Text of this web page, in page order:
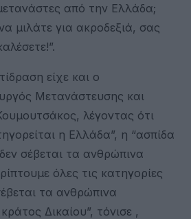
από την Ελλάδα;
μιλάτε για ακροδεξιά, σας
είχε και ο
Μετανάστευσης και
λέγοντας ότι
η Ελλάδα”, η “ασπίδα
σέβεται τα ανθρώπινα
όλες τις κατηγορίες
τα ανθρώπινα
Δικαίου”, τόνισε ,